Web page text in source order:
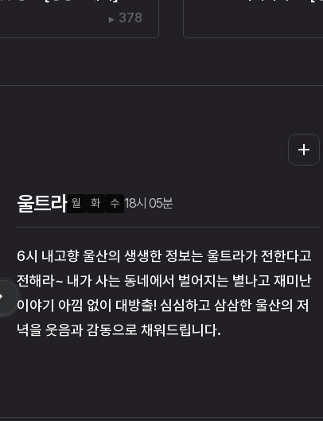
378
울트라 월 화 수 18시 05분
6시 내고향 울산의 생생한 정보는 울트라가 전한다고
전해라~ 내가 사는 동네에서 벌어지는 별나고 재미난
이야기 아낌 없이 대방출! 심심하고 삼삼한 울산의 저
녁을 웃음과 감동으로 채워드립니다.
목 18시 05분
목 21시 00분
더
보